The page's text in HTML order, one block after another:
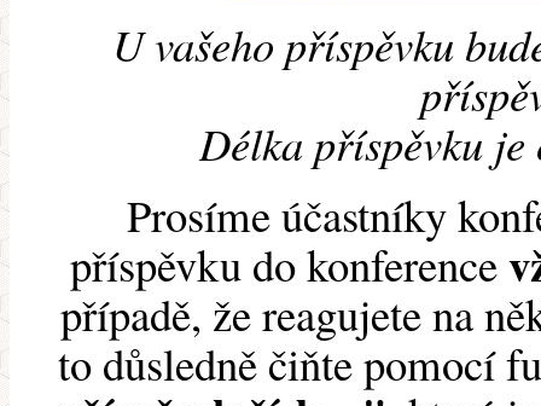
U vašeho příspěvku
Délka příspěvku je
Prosíme účastníky
příspěvku do konference
případě, že reagujete na
to důsledně čiňte pomocí